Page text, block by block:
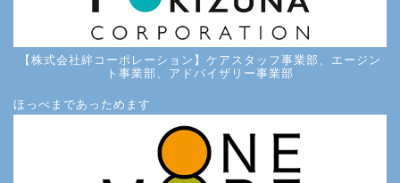
【株式会社絆コーポレーション】ケアスタッフ事業部、エージン
ト事業部、アドバイザリー事業部
ほっぺまであっためます